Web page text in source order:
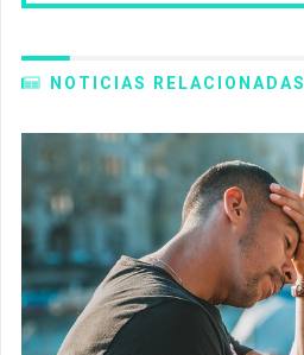
NOTICIAS RELACIONADAS